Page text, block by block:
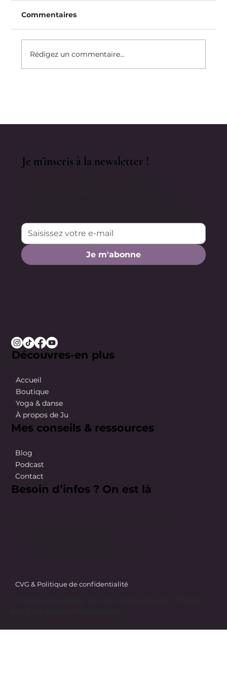
Commentaires
Rédigez un commentaire...
Je m'abonne
Je m'inscris à la newsletter !
CVG & Politique de confidentialité
Découvres-en plus
Accueil
Boutique
Yoga & danse
À propos de Ju
Mes conseils & ressources
Blog
Podcast
Contact
Besoin d’infos ? On est là